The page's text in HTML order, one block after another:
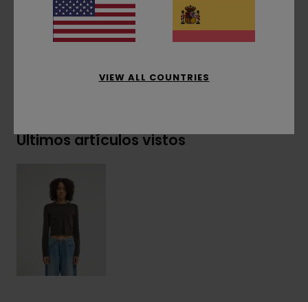
Composición [Tejido principal] 95% Algodón
Orgánico, 5% elastano
Envíos y Devoluciones
Últimos artículos vistos
VIEW ALL COUNTRIES